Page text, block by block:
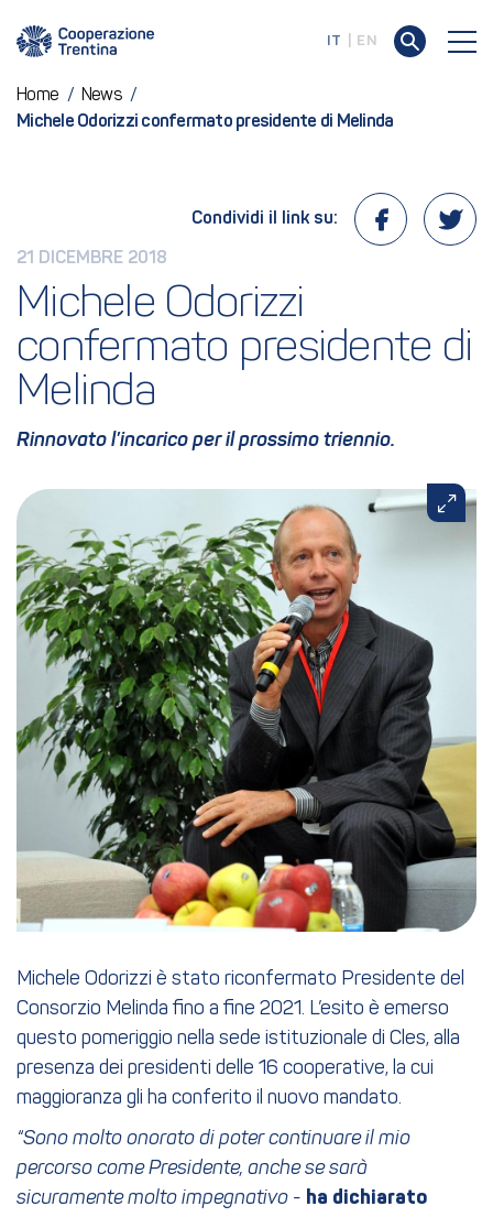
IT EN
Home / News /
Michele Odorizzi confermato presidente di Melinda
21 DICEMBRE 2018
Condividi il link su:
Michele Odorizzi
confermato presidente di
Melinda
Rinnovato l’incarico per il prossimo triennio.
Michele Odorizzi è stato riconfermato Presidente del
Consorzio Melinda fino a fine 2021. L’esito è emerso
questo pomeriggio nella sede istituzionale di Cles, alla
presenza dei presidenti delle 16 cooperative, la cui
maggioranza gli ha conferito il nuovo mandato.
“Sono molto onorato di poter continuare il mio
percorso come Presidente, anche se sarà
sicuramente molto impegnativo - ha dichiarato